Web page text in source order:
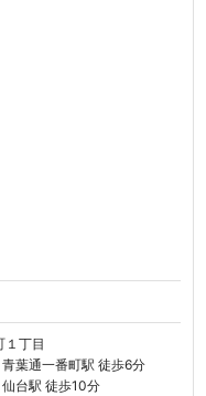
１丁目
葉通一番町駅 徒歩6分
台駅 徒歩10分